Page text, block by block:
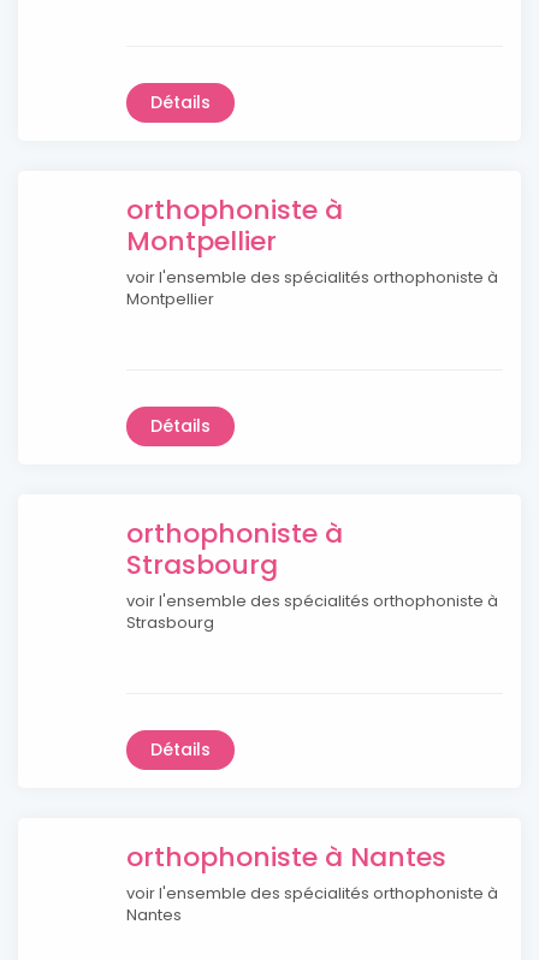
Détails
orthophoniste à
Montpellier
voir l'ensemble des spécialités orthophoniste à
Montpellier
Détails
orthophoniste à
Strasbourg
voir l'ensemble des spécialités orthophoniste à
Strasbourg
Détails
orthophoniste à Nantes
voir l'ensemble des spécialités orthophoniste à
Nantes